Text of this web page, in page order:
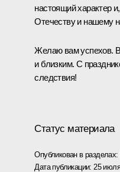
настоящий характер
Отечеству и нашему
Желаю вам успехов.
и близким. С
следствия!
Статус материала
Опубликован в разделах:
Дата публикации: 25